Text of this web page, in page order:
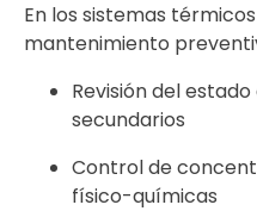
En los sistemas
mantenimiento
Revisión del
secundarios
Control de
físico-químicas